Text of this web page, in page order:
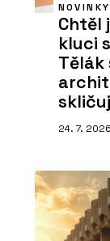
Chtěl
kluci
Tělák
24. 7. 2026